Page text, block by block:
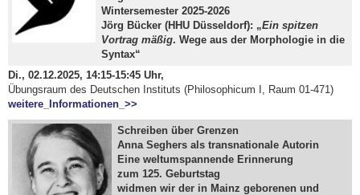
Wintersemester 2025-2026
Jörg Bücker (HHU Düsseldorf): „Ein spitzen
Vortrag mäßig. Wege aus der Morphologie in die
Syntax“
Di., 02.12.2025, 14:15-15:45 Uhr,
Übungsraum des Deutschen Instituts (Philosophicum I, Raum 01-471)
weitere_Informationen_>>
Schreiben über Grenzen
Anna Seghers als transnationale Autorin
Eine weltumspannende Erinnerung
zum 125. Geburtstag
widmen wir der in Mainz geborenen und